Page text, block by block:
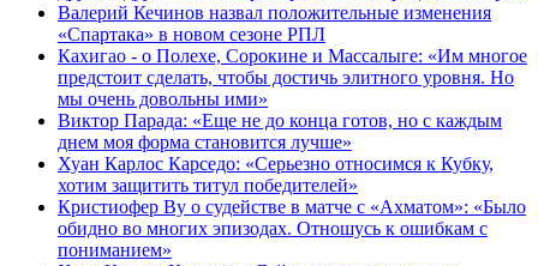
Валерий Кечинов назвал положительные изменения
«Спартака» в новом сезоне РПЛ
Кахигао - о Полехе, Сорокине и Массалыге: «Им многое
предстоит сделать, чтобы достичь элитного уровня. Но
мы очень довольны ими»
Виктор Парада: «Еще не до конца готов, но с каждым
днем моя форма становится лучше»
Хуан Карлос Карседо: «Серьезно относимся к Кубку,
хотим защитить титул победителей»
Кристиофер Ву о судействе в матче с «Ахматом»: «Было
обидно во многих эпизодах. Отношусь к ошибкам с
пониманием»